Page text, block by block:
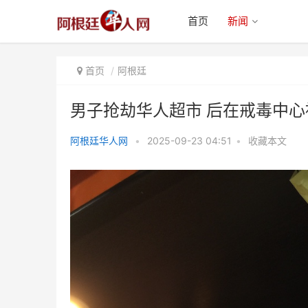
首页 新闻
首页 阿根廷
男子抢劫华人超市 后在戒毒中
阿根廷华人网 • 2025-09-23 04:51 • 收藏本文